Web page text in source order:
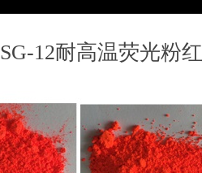
SG-12耐高温荧光粉红